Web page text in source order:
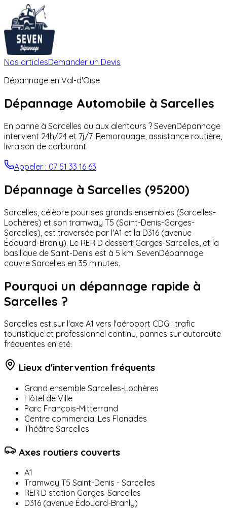
Nos articlesDemander un Devis
Dépannage en Val-d'Oise
Dépannage Automobile à Sarcelles
En panne à Sarcelles ou aux alentours ? SevenDépannage
intervient 24h/24 et 7j/7. Remorquage, assistance routière,
livraison de carburant.
Appeler : 07 51 33 16 63
Dépannage à Sarcelles (95200)
Sarcelles, célèbre pour ses grands ensembles (Sarcelles-
Lochères) et son tramway T5 (Saint-Denis-Garges-
Sarcelles), est traversée par l'A1 et la D316 (avenue
Édouard-Branly). Le RER D dessert Garges-Sarcelles, et la
basilique de Saint-Denis est à 5 km. SevenDépannage
couvre Sarcelles en 35 minutes.
Pourquoi un dépannage rapide à
Sarcelles ?
Sarcelles est sur l'axe A1 vers l'aéroport CDG : trafic
touristique et professionnel continu, pannes sur autoroute
fréquentes en été.
Lieux d'intervention fréquents
Grand ensemble Sarcelles-Lochères
Hôtel de Ville
Parc François-Mitterrand
Centre commercial Les Flanades
Théâtre Sarcelles
Axes routiers couverts
A1
Tramway T5 Saint-Denis - Sarcelles
RER D station Garges-Sarcelles
D316 (avenue Édouard-Branly)